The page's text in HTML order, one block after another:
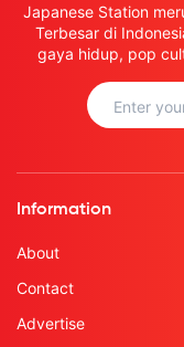
Japanese Station
Terbesar di
gaya hidup, pop
Information
About
Contact
Advertise